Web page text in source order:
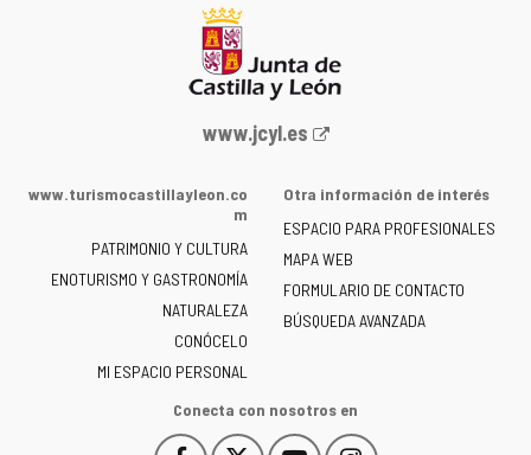
Portal
la
de
Castilla
y
León
-
www.jcyl.es
www.turismocastillayleon.co
m
PATRIMONIO Y CULTURA
ENOTURISMO Y GASTRONOMÍA
NATURALEZA
CONÓCELO
MI ESPACIO PERSONAL
Otra información de interés
ESPACIO PARA PROFESIONALES
MAPA WEB
FORMULARIO DE CONTACTO
BÚSQUEDA AVANZADA
Conecta con nosotros en